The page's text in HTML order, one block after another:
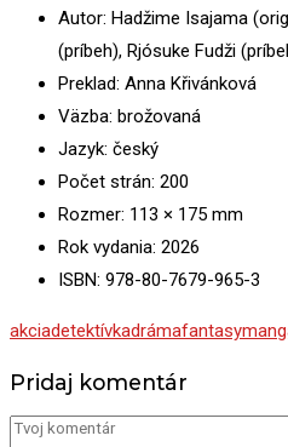
Autor: Hadžime Isajama
(príbeh), Rjósuke Fudži
Preklad: Anna Křivánková
Väzba: brožovaná
Jazyk: český
Počet strán: 200
Rozmer: 113 × 175 mm
Rok vydania: 2026
ISBN: 978-80-7679-965-3
akciadetektívkadrámafantasy
Pridaj komentár